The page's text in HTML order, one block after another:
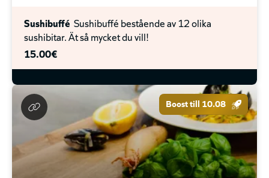
Sushibuffé Sushibuffé bestående av 12 olika
sushibitar. Ät så mycket du vill!
15.00€
Boost till 10.08